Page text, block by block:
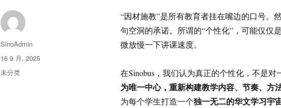
“因材施教”是所有教育者挂在嘴边的口号。
句空洞的承诺。所谓的“个性化”，可能仅仅
微放慢一下讲课速度。
在Sinobus，我们认为真正的个性化，不是
为唯一中心，重新构建教学内容、节奏、方
为每个学生打造一个独一无二的华文学习宇
作
者
SinoAdmin
发
布
于
16 9 月, 2025
分
未分类